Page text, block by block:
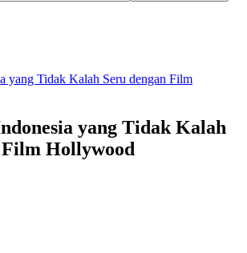
yang Tidak Kalah Seru dengan Film
yang Tidak Kalah
Film Hollywood